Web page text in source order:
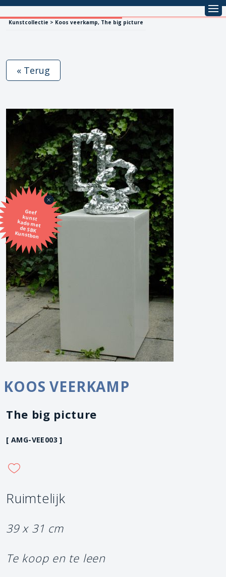
Kunstcollectie > Koos veerkamp, The big picture
Geef
kunst
kado met
de SBK
Kunstbon
« Terug
KOOS VEERKAMP
The big picture
[ AMG-VEE003 ]
Ruimtelijk
39 x 31 cm
Te koop en te leen